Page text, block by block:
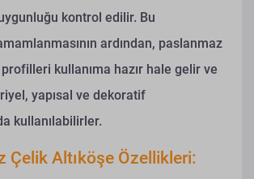
kontrol edilir. Bu
ardından, paslanmaz
kullanıma hazır hale gelir ve
yapısal ve dekoratif
kullanılabilirler.
Çelik Altıköşe Özellikleri: